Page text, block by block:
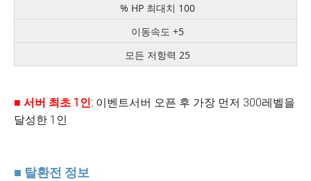
% HP 최대치 100
이동속도 +5
모든 저항력 25
■ 서버 최초 1 인: 이벤트서버 오픈 후 가장 먼저 300레벨을
달성한 1인
■ 탈환전 정보